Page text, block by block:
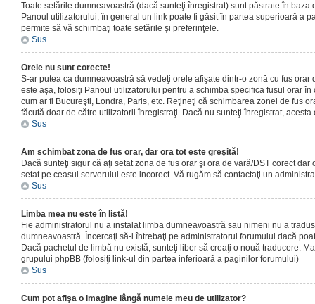
Toate setările dumneavoastră (dacă sunteţi înregistrat) sunt păstrate în baza
Panoul utilizatorului; în general un link poate fi găsit în partea superioară a
permite să vă schimbaţi toate setările şi preferinţele.
Sus
Orele nu sunt corecte!
S-ar putea ca dumneavoastră să vedeţi orele afişate dintr-o zonă cu fus orar
este aşa, folosiţi Panoul utilizatorului pentru a schimba specifica fusul orar
cum ar fi Bucureşti, Londra, Paris, etc. Reţineţi că schimbarea zonei de fus
făcută doar de către utilizatorii înregistraţi. Dacă nu sunteţi înregistrat, acesta
Sus
Am schimbat zona de fus orar, dar ora tot este greşită!
Dacă sunteţi sigur că aţi setat zona de fus orar şi ora de vară/DST corect
setat pe ceasul serverului este incorect. Vă rugăm să contactaţi un
Sus
Limba mea nu este în listă!
Fie administratorul nu a instalat limba dumneavoastră sau nimeni nu a
dumneavoastră. Încercaţi să-l întrebaţi pe administratorul forumului dacă
Dacă pachetul de limbă nu există, sunteţi liber să creaţi o nouă traducere.
grupului phpBB (folosiţi link-ul din partea inferioară a paginilor forumului)
Sus
Cum pot afişa o imagine lângă numele meu de utilizator?